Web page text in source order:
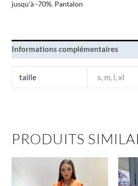
jusqu'à -70%, Pantalon
Informations complémentaires
taille s, m, l, xl
PRODUITS